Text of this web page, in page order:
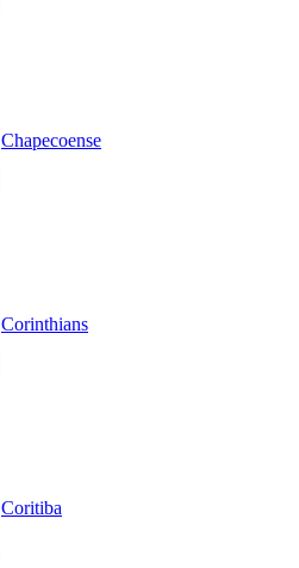
Chapecoense
Corinthians
Coritiba